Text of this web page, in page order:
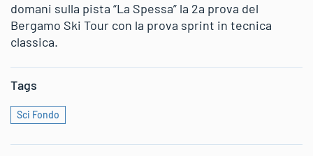
domani sulla pista “La Spessa” la 2a prova del
Bergamo Ski Tour con la prova sprint in tecnica
classica.
Tags
Sci Fondo